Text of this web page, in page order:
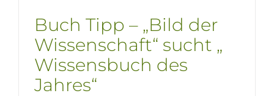
Buch Tipp – „Bild der
Wissenschaft“ sucht „
Wissensbuch des
Jahres“